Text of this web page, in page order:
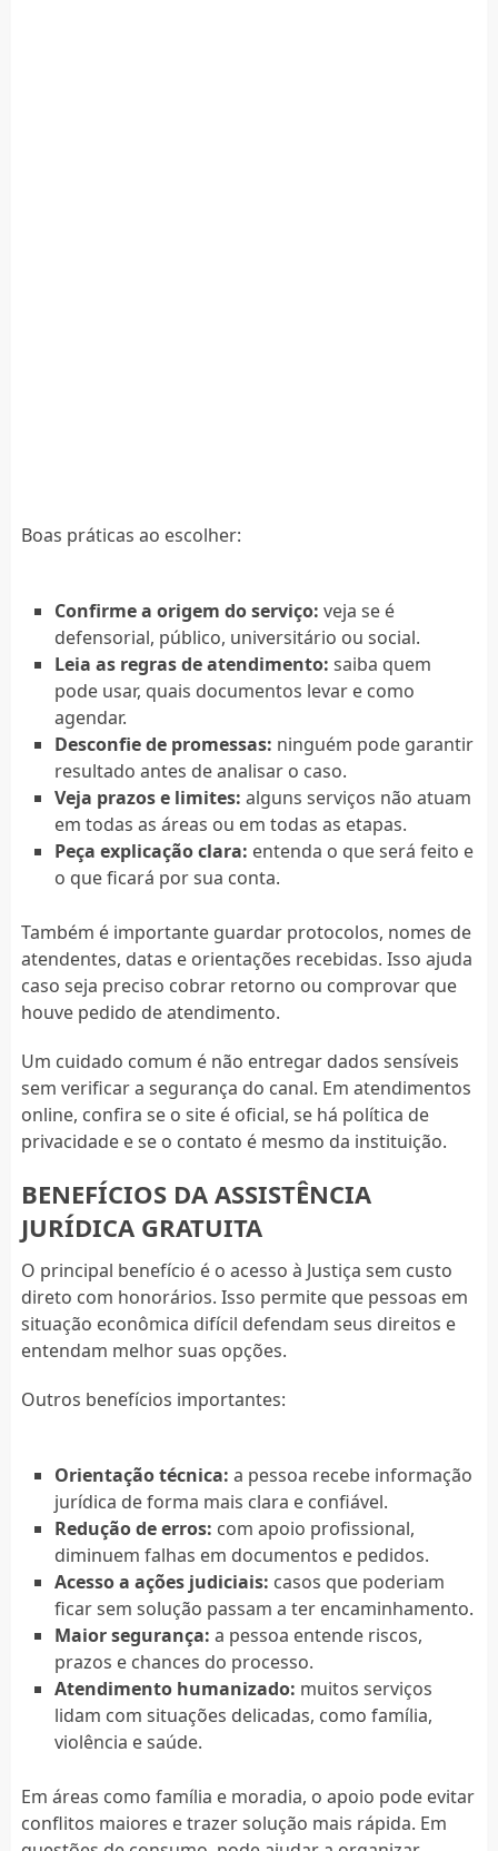
Boas práticas ao escolher:
Confirme a origem do serviço: veja se é
defensorial, público, universitário ou social.
Leia as regras de atendimento: saiba quem
pode usar, quais documentos levar e como
agendar.
Desconfie de promessas: ninguém pode garantir
resultado antes de analisar o caso.
Veja prazos e limites: alguns serviços não atuam
em todas as áreas ou em todas as etapas.
Peça explicação clara: entenda o que será feito e
o que ficará por sua conta.
Também é importante guardar protocolos, nomes de
atendentes, datas e orientações recebidas. Isso ajuda
caso seja preciso cobrar retorno ou comprovar que
houve pedido de atendimento.
Um cuidado comum é não entregar dados sensíveis
sem verificar a segurança do canal. Em atendimentos
online, confira se o site é oficial, se há política de
privacidade e se o contato é mesmo da instituição.
BENEFÍCIOS DA ASSISTÊNCIA
JURÍDICA GRATUITA
O principal benefício é o acesso à Justiça sem custo
direto com honorários. Isso permite que pessoas em
situação econômica difícil defendam seus direitos e
entendam melhor suas opções.
Outros benefícios importantes:
Orientação técnica: a pessoa recebe informação
jurídica de forma mais clara e confiável.
Redução de erros: com apoio profissional,
diminuem falhas em documentos e pedidos.
Acesso a ações judiciais: casos que poderiam
ficar sem solução passam a ter encaminhamento.
Maior segurança: a pessoa entende riscos,
prazos e chances do processo.
Atendimento humanizado: muitos serviços
lidam com situações delicadas, como família,
violência e saúde.
Em áreas como família e moradia, o apoio pode evitar
conflitos maiores e trazer solução mais rápida. Em